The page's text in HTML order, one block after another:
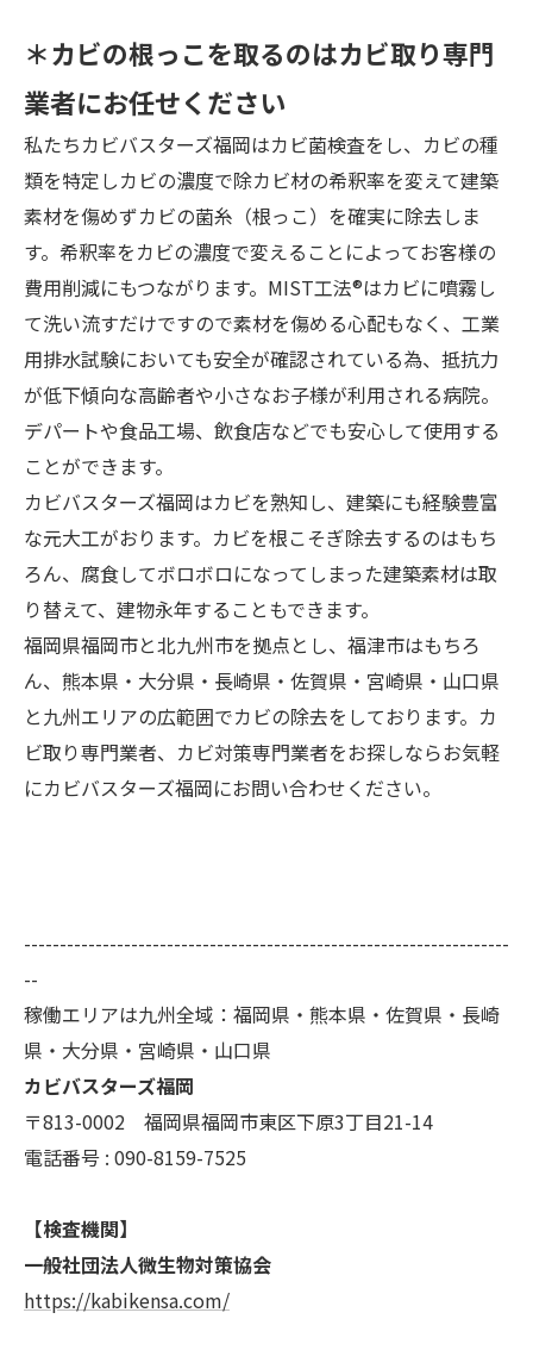
＊カビの根っこを取るのはカビ取り専門
業者にお任せください
私たちカビバスターズ福岡はカビ菌検査をし、カビの種
類を特定しカビの濃度で除カビ材の希釈率を変えて建築
素材を傷めずカビの菌糸（根っこ）を確実に除去しま
す。希釈率をカビの濃度で変えることによってお客様の
費用削減にもつながります。MIST工法®はカビに噴霧し
て洗い流すだけですので素材を傷める心配もなく、工業
用排水試験においても安全が確認されている為、抵抗力
が低下傾向な高齢者や小さなお子様が利用される病院。
デパートや食品工場、飲食店などでも安心して使用する
ことができます。
カビバスターズ福岡はカビを熟知し、建築にも経験豊富
な元大工がおります。カビを根こそぎ除去するのはもち
ろん、腐食してボロボロになってしまった建築素材は取
り替えて、建物永年することもできます。
福岡県福岡市と北九州市を拠点とし、福津市はもちろ
ん、熊本県・大分県・長崎県・佐賀県・宮崎県・山口県
と九州エリアの広範囲でカビの除去をしております。カ
ビ取り専門業者、カビ対策専門業者をお探しならお気軽
にカビバスターズ福岡にお問い合わせください。
--------------------------------------------------------------------
--
稼働エリアは九州全域：福岡県・熊本県・佐賀県・長崎
県・大分県・宮崎県・山口県
カビバスターズ福岡
〒813-0002 福岡県福岡市東区下原3丁目21-14
電話番号 : 090-8159-7525
【検査機関】
一般社団法人微生物対策協会
https://kabikensa.com/